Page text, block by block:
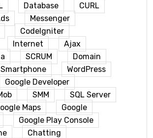
Database
CURL
Messenger
CodeIgniter
Internet
Ajax
SCRUM
Domain
Smartphone
WordPress
Google Developer
SMM
SQL Server
Maps
Google
Google Play Console
Chatting